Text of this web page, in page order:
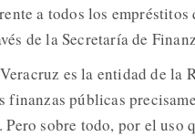
a todos los
de la Secretaría de
es la entidad de la
finanzas públicas
sobre todo, por el uso